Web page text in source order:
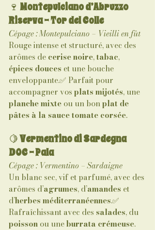
🍷 Montepulciano d’Abruzzo
Riserva – Tor del Colle
Cépage : Montepulciano – Vieilli en fût
Rouge intense et structuré, avec des
arômes de cerise noire, tabac,
épices douces et une bouche
enveloppante.✅ Parfait pour
accompagner vos plats mijotés, une
planche mixte ou un bon plat de
pâtes à la sauce tomate corsée.
🍋 Vermentino di Sardegna
DOC – Pala
Cépage : Vermentino – Sardaigne
Un blanc sec, vif et parfumé, avec des
arômes d’agrumes, d’amandes et
d’herbes méditerranéennes.✅
Rafraîchissant avec des salades, du
poisson ou une burrata crémeuse.